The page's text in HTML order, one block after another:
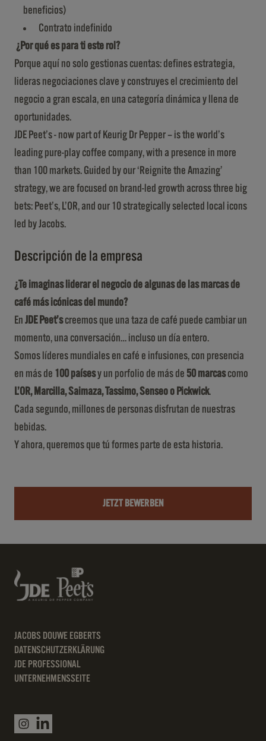
beneficios)
Contrato indefinido
¿Por qué es para ti este rol?
Porque aquí no solo gestionas cuentas: defines estrategia,
lideras negociaciones clave y construyes el crecimiento del
negocio a gran escala, en una categoría dinámica y llena de
oportunidades.
JDE Peet’s - now part of Keurig Dr Pepper – is the world’s
leading pure-play coffee company, with a presence in more
than 100 markets. Guided by our ‘Reignite the Amazing’
strategy, we are focused on brand-led growth across three big
bets: Peet’s, L’OR, and our 10 strategically selected local icons
led by Jacobs.
Descripción de la empresa
¿Te imaginas liderar el negocio de algunas de las marcas de
café más icónicas del mundo?
En JDE Peet’screemos que una taza de café puede cambiar un
momento, una conversación… incluso un día entero.
Somos líderes mundiales en café e infusiones, con presencia
en más de 100 paísesy un porfolio de más de 50 marcascomo
L’OR, Marcilla, Saimaza, Tassimo, Senseo o Pickwick.
Cada segundo, millones de personas disfrutan de nuestras
bebidas.
Y ahora, queremos que tú formes parte de esta historia.
JETZT BEWERBEN
JACOBS DOUWE EGBERTS
DATENSCHUTZERKLÄRUNG
JDE PROFESSIONAL
UNTERNEHMENSSEITE